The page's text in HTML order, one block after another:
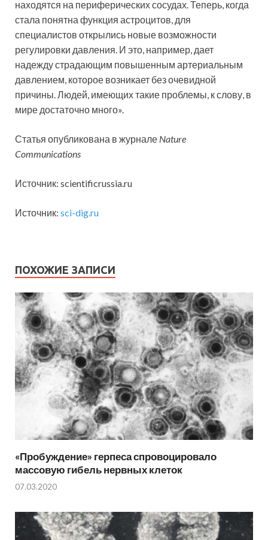
находятся на периферических сосудах. Теперь, когда
стала понятна функция астроцитов, для
специалистов открылись новые возможности
регулировки давления. И это, например, дает
надежду страдающим повышенным артериальным
давлением, которое возникает без очевидной
причины. Людей, имеющих такие проблемы, к слову, в
мире достаточно много».
Статья опубликована в журнале Nature
Communications
Источник: scientificrussia.ru
Источник: sci-dig.ru
ПОХОЖИЕ ЗАПИСИ
«Пробуждение» герпеса спровоцировало
массовую гибель нервных клеток
07.03.2020